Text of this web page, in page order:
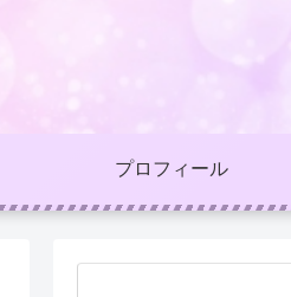
プロフィール